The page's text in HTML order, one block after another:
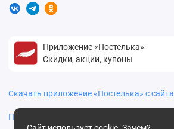
Приложение «Постелька»
Скидки, акции, купоны
Скачать приложение «Постелька» с сайта
Политика конфиденциальности